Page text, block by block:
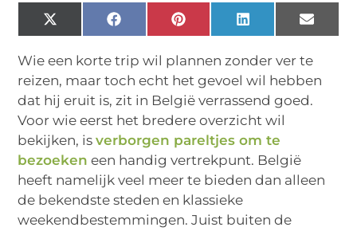
X
(Twitter)
FacebookPinterestLinkedInEmail
Wie een korte trip wil plannen zonder ver te
reizen, maar toch echt het gevoel wil hebben
dat hij eruit is, zit in België verrassend goed.
Voor wie eerst het bredere overzicht wil
bekijken, isverborgen pareltjes om te
bezoeken een handig vertrekpunt. België
heeft namelijk veel meer te bieden dan alleen
de bekendste steden en klassieke
weekendbestemmingen. Juist buiten de